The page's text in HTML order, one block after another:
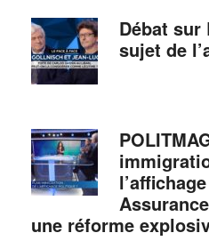
Débat sur
sujet de
une réforme